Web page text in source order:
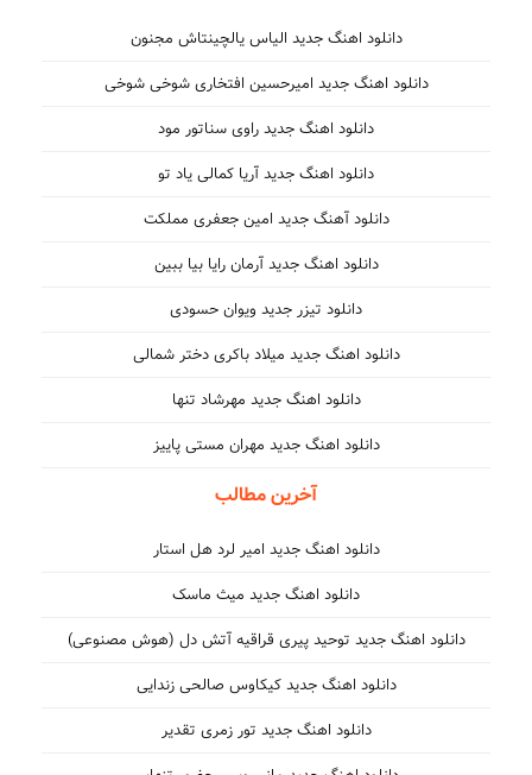
دانلود اهنگ جدید الیاس یالچینتاش مجنون
دانلود اهنگ جدید امیرحسین افتخاری شوخی شوخی
دانلود اهنگ جدید راوی سناتور مود
دانلود اهنگ جدید آریا کمالی یاد تو
دانلود آهنگ جدید امین جعفری مملکت
دانلود اهنگ جدید آرمان رایا بیا ببین
دانلود تیزر جدید ویوان حسودی
دانلود اهنگ جدید میلاد باکری دختر شمالی
دانلود اهنگ جدید مهرشاد تنها
دانلود اهنگ جدید مهران مستی پاییز
آخرین مطالب
دانلود اهنگ جدید امیر لرد هل استار
دانلود اهنگ جدید میث ماسک
دانلود اهنگ جدید توحید پیری قراقیه آتش دل (هوش مصنوعی)
دانلود اهنگ جدید کیکاوس صالحی زندایی
دانلود اهنگ جدید تور زمری تقدیر